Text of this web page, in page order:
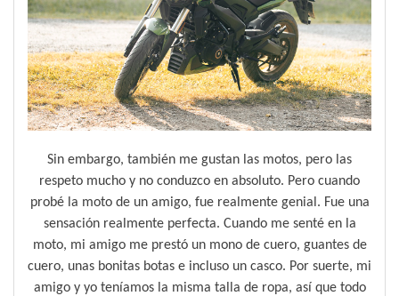
Sin embargo, también me gustan las motos, pero las
respeto mucho y no conduzco en absoluto. Pero cuando
probé la moto de un amigo, fue realmente genial. Fue una
sensación realmente perfecta. Cuando me senté en la
moto, mi amigo me prestó un mono de cuero, guantes de
cuero, unas bonitas botas e incluso un casco. Por suerte, mi
amigo y yo teníamos la misma talla de ropa, así que todo